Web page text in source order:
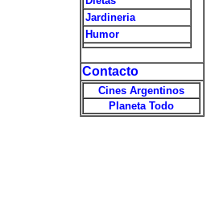
Jardineria
Humor
Contacto
Cines Argentinos
Planeta Todo